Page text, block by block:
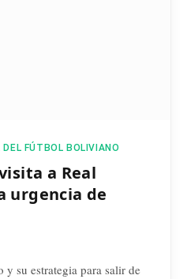
FÚTBOL BOLIVIANO
a Real
urgencia de
su estrategia para salir de